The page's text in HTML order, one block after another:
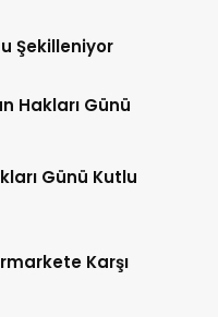
Şekilleniyor
Hakları Günü
Günü Kutlu
Karşı